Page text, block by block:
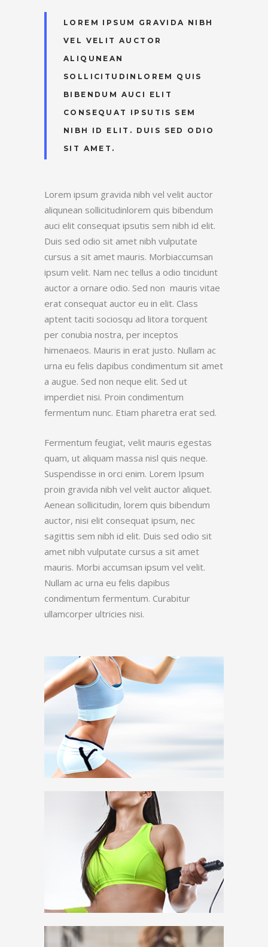
LOREM IPSUM GRAVIDA NIBH
VEL VELIT AUCTOR
ALIQUNEAN
SOLLICITUDINLOREM QUIS
BIBENDUM AUCI ELIT
CONSEQUAT IPSUTIS SEM
NIBH ID ELIT. DUIS SED ODIO
SIT AMET.
Lorem ipsum gravida nibh vel velit auctor
aliqunean sollicitudinlorem quis bibendum
auci elit consequat ipsutis sem nibh id elit.
Duis sed odio sit amet nibh vulputate
cursus a sit amet mauris. Morbiaccumsan
ipsum velit. Nam nec tellus a odio tincidunt
auctor a ornare odio. Sed non mauris vitae
erat consequat auctor eu in elit. Class
aptent taciti sociosqu ad litora torquent
per conubia nostra, per inceptos
himenaeos. Mauris in erat justo. Nullam ac
urna eu felis dapibus condimentum sit amet
a augue. Sed non neque elit. Sed ut
imperdiet nisi. Proin condimentum
fermentum nunc. Etiam pharetra erat sed.
Fermentum feugiat, velit mauris egestas
quam, ut aliquam massa nisl quis neque.
Suspendisse in orci enim. Lorem Ipsum
proin gravida nibh vel velit auctor aliquet.
Aenean sollicitudin, lorem quis bibendum
auctor, nisi elit consequat ipsum, nec
sagittis sem nibh id elit. Duis sed odio sit
amet nibh vulputate cursus a sit amet
mauris. Morbi accumsan ipsum vel velit.
Nullam ac urna eu felis dapibus
condimentum fermentum. Curabitur
ullamcorper ultricies nisi.